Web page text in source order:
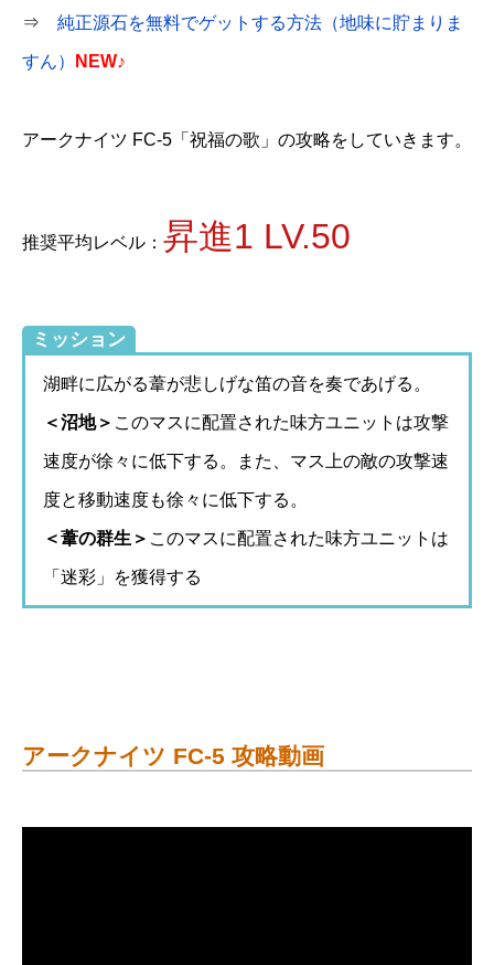
⇒ 純正源石を無料でゲットする方法（地味に貯まりま
すん） NEW♪
アークナイツ FC-5「祝福の歌」の攻略をしていきます。
推奨平均レベル： 昇進1 LV.50
ミッション
湖畔に広がる葦が悲しげな笛の音を奏であげる。
＜沼地＞ このマスに配置された味方ユニットは攻撃
速度が徐々に低下する。また、マス上の敵の攻撃速
度と移動速度も徐々に低下する。
＜葦の群生＞ このマスに配置された味方ユニットは
「迷彩」を獲得する
アークナイツ FC-5 攻略動画